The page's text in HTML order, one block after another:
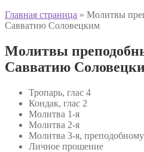
Главная страница » Молитвы
Савватию Соловецким
Молитвы
Савватию
Тропарь, глас 4
Кондак, глас 2
Молитва 1‑я
Молитва 2‑я
Молитва 3‑я,
Личное прошение